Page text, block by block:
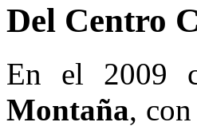
Del Centro
En el 2009
Montaña,